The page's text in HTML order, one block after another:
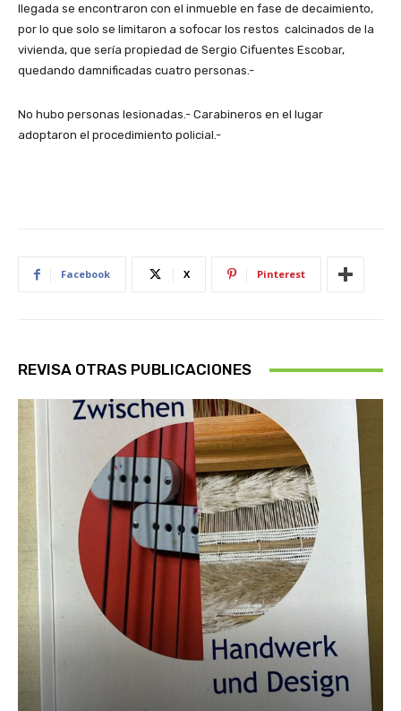
llegada se encontraron con el inmueble en fase de decaimiento,
por lo que solo se limitaron a sofocar los restos calcinados de la
vivienda, que sería propiedad de Sergio Cifuentes Escobar,
quedando damnificadas cuatro personas.-
No hubo personas lesionadas.- Carabineros en el lugar
adoptaron el procedimiento policial.-
Facebook X Pinterest
REVISA OTRAS PUBLICACIONES